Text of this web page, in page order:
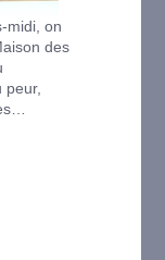
midi, on
des